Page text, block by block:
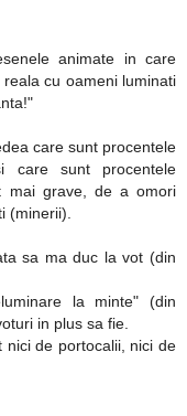
animate in care
cu oameni luminati
care sunt procentele
care sunt procentele
mai grave, de a omori
(minerii).
sa ma duc la vot (din
la minte" (din
in plus sa fie.
nici de portocalii, nici de